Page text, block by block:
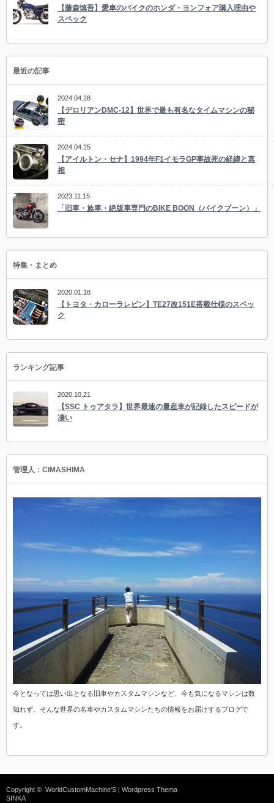
【藤森慎吾】愛車のバイクのホンダ・ヨンフォア購入理由や
スペック
最近の記事
2024.04.28
【デロリアンDMC-12】世界で最も有名なタイムマシンの秘
密
2024.04.25
【アイルトン・セナ】1994年F1イモラGP事故死の経緯と真
相
2023.11.15
「旧車・族車・絶版車専門のBIKE BOON（バイクブーン）」
特集・まとめ
2020.01.18
【トヨタ・カローラレビン】TE27改151E搭載仕様のスペッ
ク
ランキング記事
2020.10.21
【SSC トゥアタラ】世界最速の量産車が記録したスピードが
凄い
管理人：CIMASHIMA
今となっては思い出となる旧車やカスタムマシンなど、今も気になるマシンは数
知れず。そんな世界の名車やカスタムマシンたちの情報をお届けするブログで
す。
Copyright © WorldCustomMachine'S | Wordpress Thema
SINKA